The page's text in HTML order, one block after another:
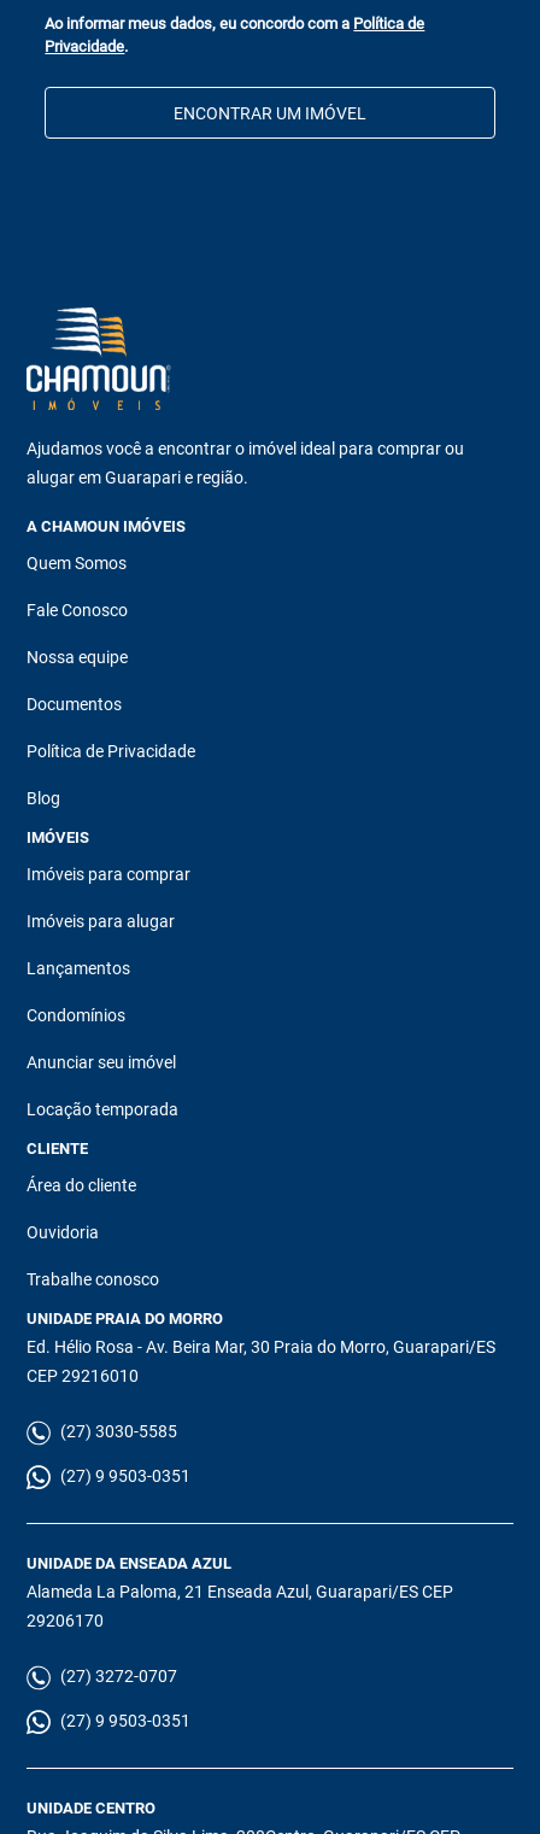
Ao informar meus dados, eu concordo com a Política de
Privacidade.
ENCONTRAR UM IMÓVEL
Ajudamos você a encontrar o imóvel ideal para comprar ou
alugar em Guarapari e região.
A CHAMOUN IMÓVEIS
Quem Somos
Fale Conosco
Nossa equipe
Documentos
Política de Privacidade
Blog
IMÓVEIS
Imóveis para comprar
Imóveis para alugar
Lançamentos
Condomínios
Anunciar seu imóvel
Locação temporada
CLIENTE
Área do cliente
Ouvidoria
Trabalhe conosco
UNIDADE PRAIA DO MORRO
Ed. Hélio Rosa - Av. Beira Mar, 30 Praia do Morro, Guarapari/ES
CEP 29216010
(27) 3030-5585
(27) 9 9503-0351
UNIDADE DA ENSEADA AZUL
Alameda La Paloma, 21 Enseada Azul, Guarapari/ES CEP
29206170
(27) 3272-0707
(27) 9 9503-0351
UNIDADE CENTRO